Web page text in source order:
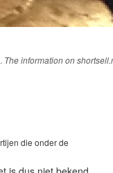
The information on
die onder de